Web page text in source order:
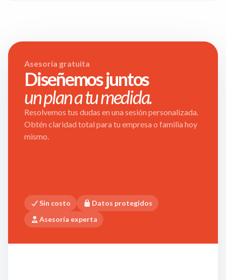
Asesoría gratuita
Diseñemos juntos
un plan a tu medida.
Resolvemos tus dudas en una sesión personalizada.
Obtén claridad total para tu empresa o familia hoy
mismo.
Sin costo
Datos protegidos
Asesoría experta